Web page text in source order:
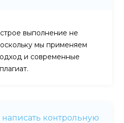
выполнение не
мы применяем
и современные
контрольную